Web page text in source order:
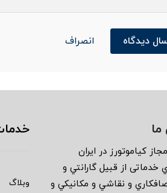
دیدگاه انصراف
ما
كياموتورز در ايران
خدماتى از قبيل گارانتي و
صافكاري و نقاشي و مكانيكي و
وبلاگ